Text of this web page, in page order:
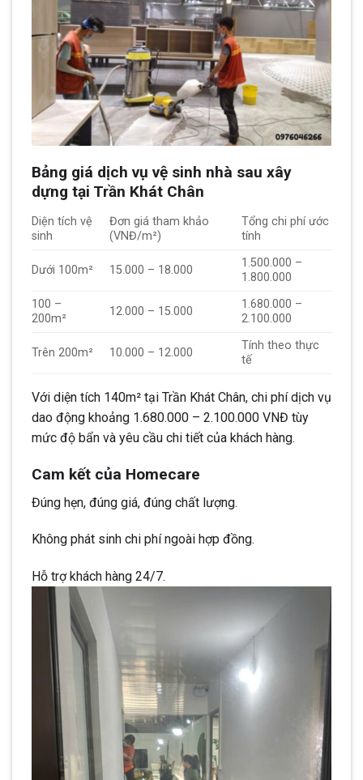
Bảng giá dịch vụ vệ sinh nhà sau xây
dựng tại Trần Khát Chân
Diện tích vệ
sinh
Đơn giá tham khảo
(VNĐ/m²)
Tổng chi phí ước
tính
Dưới 100m² 15.000 – 18.000
1.500.000 –
1.800.000
100 –
200m²
12.000 – 15.000
1.680.000 –
2.100.000
Trên 200m² 10.000 – 12.000
Tính theo thực
tế
Với diện tích 140m² tại Trần Khát Chân, chi phí dịch vụ
dao động khoảng 1.680.000 – 2.100.000 VNĐ tùy
mức độ bẩn và yêu cầu chi tiết của khách hàng.
Cam kết của Homecare
Đúng hẹn, đúng giá, đúng chất lượng.
Không phát sinh chi phí ngoài hợp đồng.
Hỗ trợ khách hàng 24/7.